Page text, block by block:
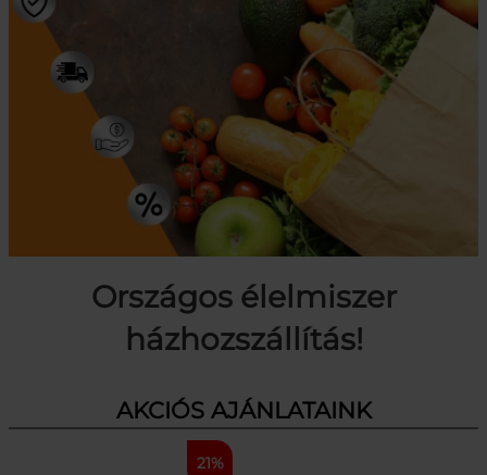
Országos élelmiszer
házhozszállítás!
AKCIÓS AJÁNLATAINK
21%